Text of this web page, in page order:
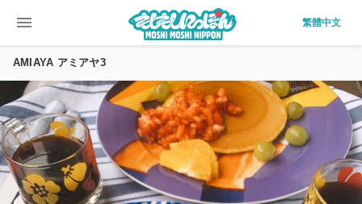
menu 繁體中文
AMIAYA アミアヤ3